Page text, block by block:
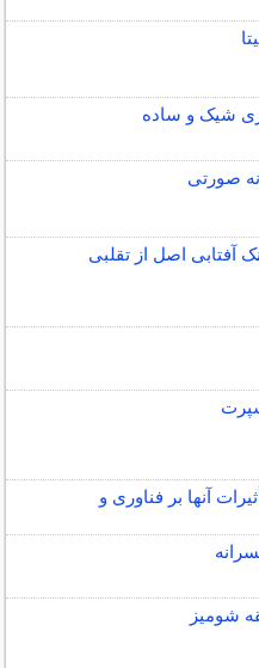
شیک و ساده
صورتی
آفتابی اصل از تقلبی
آنها بر فناوری و
شومیز